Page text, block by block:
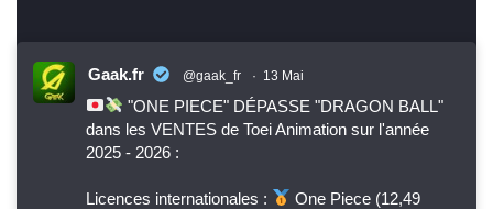
Gaak.fr @gaak_fr · 13 Mai
"ONE PIECE" DÉPASSE "DRAGON BALL"
dans les VENTES de Toei Animation sur l'année
2025 - 2026 :
Licences internationales :
One Piece (12,49